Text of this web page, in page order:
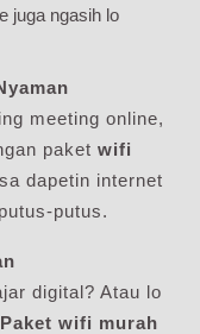
juga ngasih lo
meeting online,
paket wifi
dapetin internet
putus.
digital? Atau lo
Paket wifi murah